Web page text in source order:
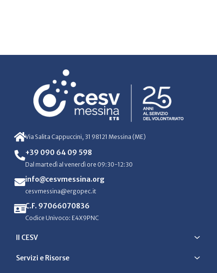
Via Salita Cappuccini, 31 98121 Messina (ME)
+39 090 64 09 598
Dal martedì al venerdì ore 09:30-12:30
info@cesvmessina.org
cesvmessina@ergopec.it
C.F. 97066070836
Codice Univoco: E4X9PNC
Il CESV
Servizi e Risorse